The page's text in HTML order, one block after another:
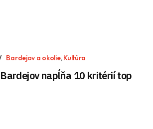
Bardejov a okolie,Kultúra
napĺňa 10 kritérií top